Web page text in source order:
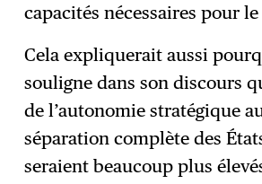
capacités nécessaires pour
Cela expliquerait aussi
souligne dans son discours
de l’autonomie stratégique
séparation complète des
seraient beaucoup plus